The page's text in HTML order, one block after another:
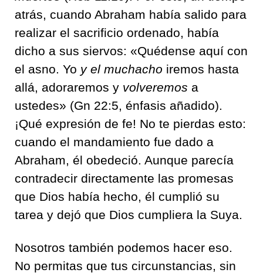
atrás, cuando Abraham había salido para
realizar el sacrificio ordenado, había
dicho a sus siervos: «Quédense aquí con
el asno. Yo y el muchacho iremos hasta
allá, adoraremos y volveremos a
ustedes» (Gn 22:5, énfasis añadido).
¡Qué expresión de fe! No te pierdas esto:
cuando el mandamiento fue dado a
Abraham, él obedeció. Aunque parecía
contradecir directamente las promesas
que Dios había hecho, él cumplió su
tarea y dejó que Dios cumpliera la Suya.
Nosotros también podemos hacer eso.
No permitas que tus circunstancias, sin